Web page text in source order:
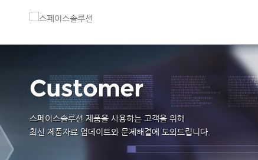
스페이스솔루션 제품을 사용하는 고객을 위해
최신 제품자료 업데이트와 문제해결에 도와드립니다.
Customer